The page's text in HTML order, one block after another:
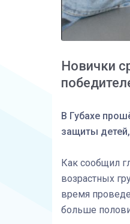
Новички
В Губахе
защиты
Как сообщил
возрастных
время
больше